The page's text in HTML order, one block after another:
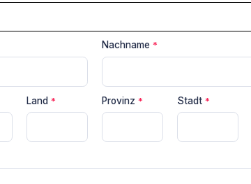
Nachname *
Land * Provinz * Stadt *